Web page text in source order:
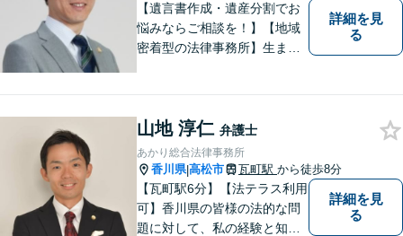
【遺言書作成・遺産分割でお
悩みならご相談を！】【地域
密着型の法律事務所】生まれ
に取り組んでいます。相談・
依頼しやすい環境づくりを徹
底しています！【ZOOM面談
対応可】
詳細を見
る
山地 淳仁 弁護士
あかり総合法律事務所
香川県|高松市 瓦町駅 から徒歩8分
【瓦町駅6分】【法テラス利用
可】香川県の皆様の法的な問
題に対して、私の経験と知識
詳細を見
る